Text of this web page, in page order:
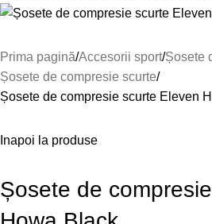
Prima pagină Accesorii sport Șosete
Șosete de compresie scurte
Șosete de compresie scurte Eleven
Inapoi la produse
Șosete de